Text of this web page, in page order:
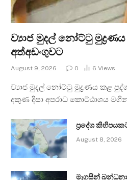
ව්‍යාජ මුදල් නෝට්ටු
අත්අඩංගුවට
August 9, 2026 0 6 Views
ව්‍යාජ මුදල් නෝට්ටු මුද්‍රණය කළ
දකුණ දිසා අපරාධ කොට්ඨාශය
ප්‍රදේශ
August 8, 2026
මැගසින්